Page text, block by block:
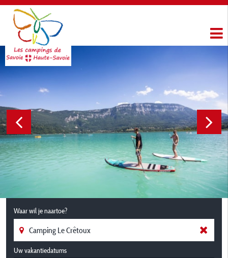
Waar wil je naartoe?
Uw vakantiedatums